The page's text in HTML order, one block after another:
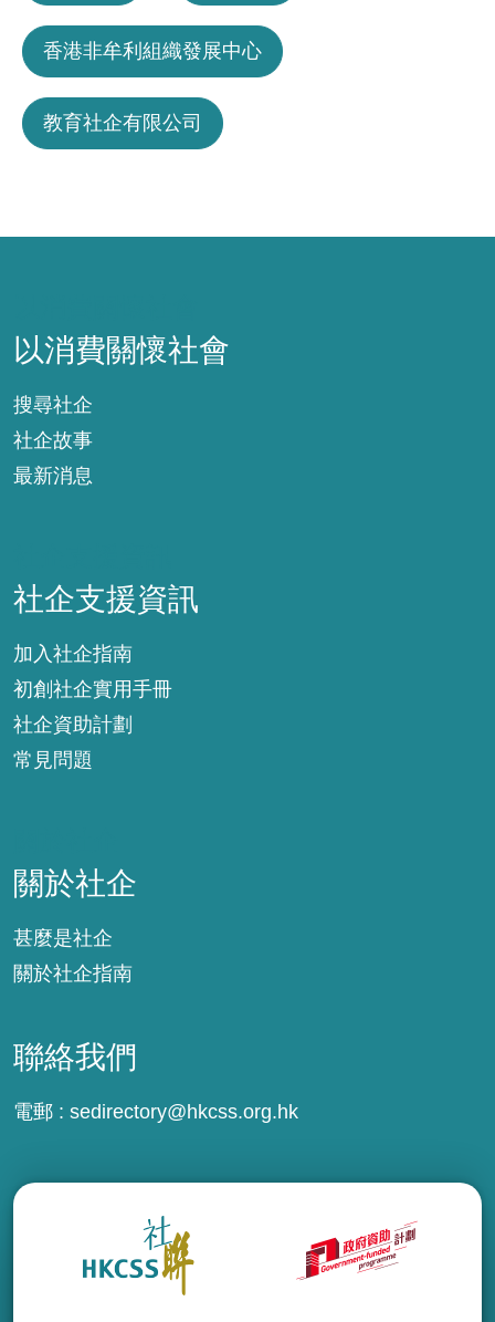
香港非牟利組織發展中心
教育社企有限公司
以消費關懷社會
搜尋社企
社企故事
最新消息
社企支援資訊
加入社企指南
初創社企實用手冊
社企資助計劃
常見問題
關於社企
甚麼是社企
關於社企指南
聯絡我們
電郵 : sedirectory@hkcss.org.hk